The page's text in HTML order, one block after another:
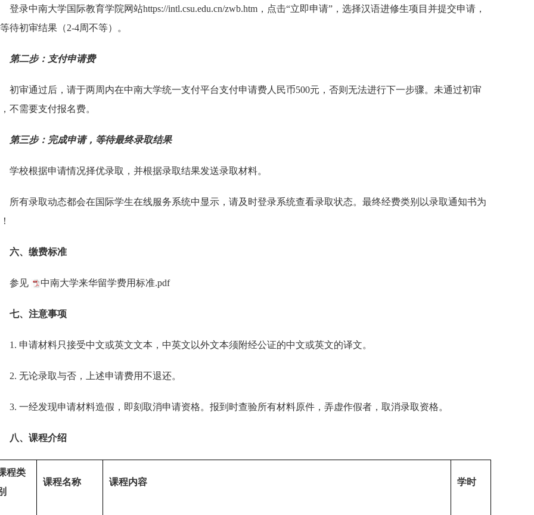
登录中南大学国际教育学院网站https://intl.csu.edu.cn/zwb.htm，点击“立即申请”，选择汉语进修生项目并提交申请，
待初审结果（2-4周不等）。
第二步：支付申请费
初审通过后，请于两周内在中南大学统一支付平台支付申请费人民币500元，否则无法进行下一步骤。未通过初审
不需要支付报名费。
第三步：完成申请，等待最终录取结果
学校根据申请情况择优录取，并根据录取结果发送录取材料。
所有录取动态都会在国际学生在线服务系统中显示，请及时登录系统查看录取状态。最终经费类别以录取通知书为
六、缴费标准
参见 中南大学来华留学费用标准.pdf
七、注意事项
1. 申请材料只接受中文或英文文本，中英文以外文本须附经公证的中文或英文的译文。
2. 无论录取与否，上述申请费用不退还。
3. 一经发现申请材料造假，即刻取消申请资格。报到时查验所有材料原件，弄虚作假者，取消录取资格。
八、课程介绍
程类
课程名称 课程内容 学时